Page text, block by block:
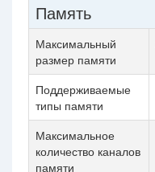
Память
Максимальный
размер памяти
Поддерживаемые
типы памяти
Максимальное
количество каналов
памяти